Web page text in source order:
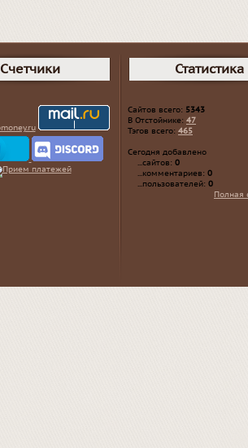
Счетчики Статистика
Сайтов всего: 5343
В Отстойнике: 47
Тэгов всего: 465
Сегодня добавлено
...сайтов: 0
...комментариев: 0
...пользователей: 0
Полная